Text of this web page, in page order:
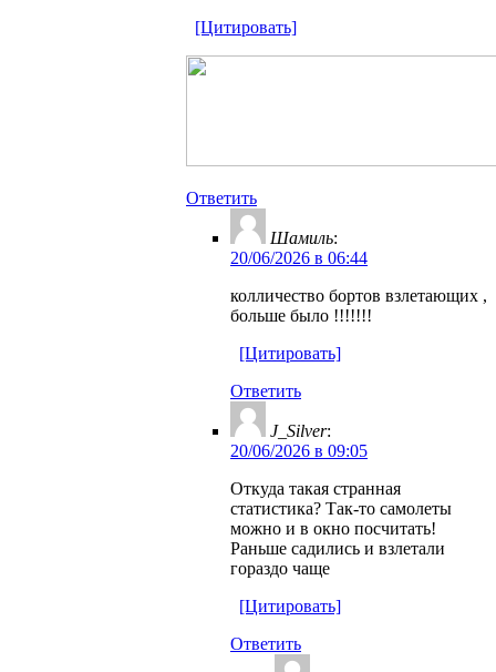
[Цитировать]
Ответить
Шамиль:
20/06/2026 в 06:44
колличество бортов взлетающих ,
больше было !!!!!!!
[Цитировать]
Ответить
J_Silver:
20/06/2026 в 09:05
Откуда такая странная
статистика? Так-то самолеты
можно и в окно посчитать!
Раньше садились и взлетали
гораздо чаще
[Цитировать]
Ответить